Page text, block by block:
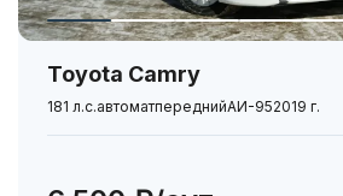
Toyota Camry
181 л.с.автоматпереднийАИ-952019 г.